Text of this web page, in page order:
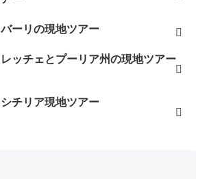
バーリの現地ツアー
レッチェとプーリア州の現地ツアー
シチリア現地ツアー